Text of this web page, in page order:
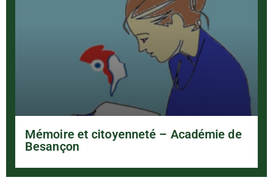
Mémoire et citoyenneté – Académie de
Besançon